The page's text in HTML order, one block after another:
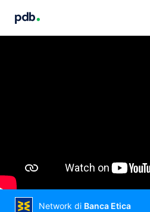
Network di Banca Etica